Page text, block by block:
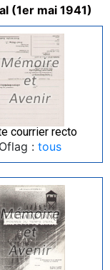
(1er mai 1941)
courrier recto
Oflag : tous